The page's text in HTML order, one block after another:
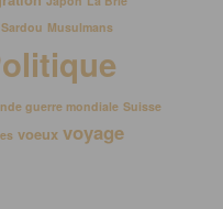
Musulmans
guerre mondiale Suisse
voeux voyage